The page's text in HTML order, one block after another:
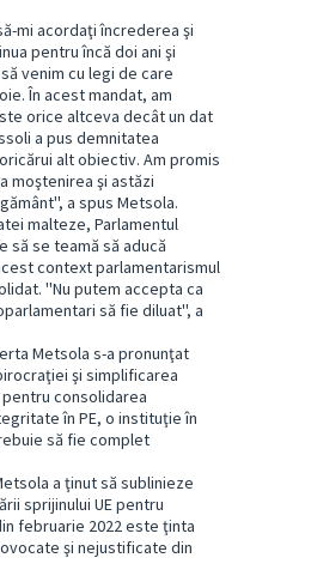
mi acordaţi încrederea şi
pentru încă doi ani şi
venim cu legi de care
În acest mandat, am
orice altceva decât un dat
a pus demnitatea
alt obiectiv. Am promis
moştenirea şi astăzi
a spus Metsola.
malteze, Parlamentul
să se teamă să aducă
context parlamentarismul
''Nu putem accepta ca
să fie diluat'', a
Metsola s-a pronunţat
şi simplificarea
consolidarea
în PE, o instituţie în
să fie complet
a ţinut să sublinieze
sprijinului UE pentru
februarie 2022 este ţinta
şi nejustificate din